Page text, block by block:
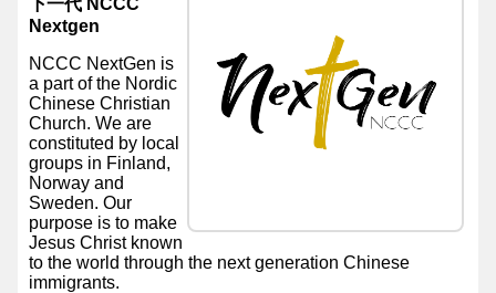
下一代 NCCC
Nextgen
NCCC NextGen is
a part of the Nordic
Chinese Christian
Church. We are
constituted by local
groups in Finland,
Norway and
Sweden. Our
purpose is to make
Jesus Christ known
to the world through the next generation Chinese
immigrants.